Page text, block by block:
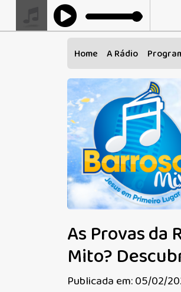
Home A Rádio
As Provas da
Mito?
Publicada em: 05/02/